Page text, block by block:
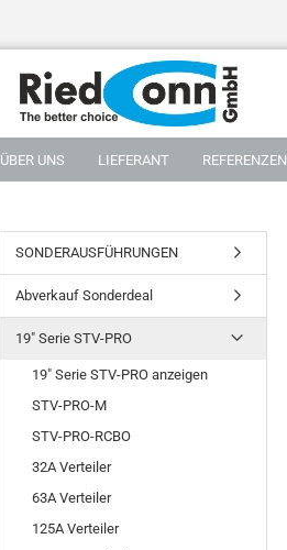
ÜBER UNS LIEFERANT REFERENZEN
SONDERAUSFÜHRUNGEN
Abverkauf Sonderdeal
19" Serie STV-PRO
19" Serie STV-PRO anzeigen
STV-PRO-M
STV-PRO-RCBO
32A Verteiler
63A Verteiler
125A Verteiler